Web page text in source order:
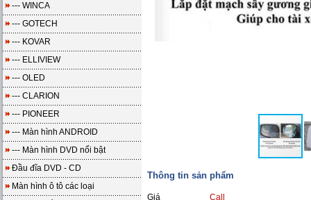
--- WINCA
--- GOTECH
--- KOVAR
--- ELLIVIEW
--- OLED
--- CLARION
--- PIONEER
--- Màn hình ANDROID
--- Màn hình DVD nổi bật
Đầu đĩa DVD - CD
Màn hình ô tô các loại
Thông tin sản phẩm
Giá
Call